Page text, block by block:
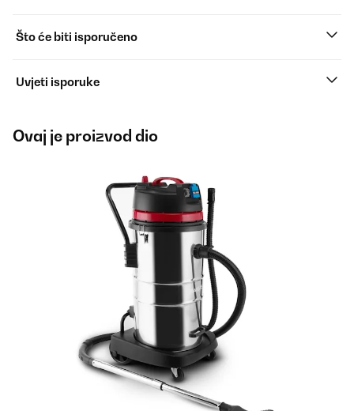
Što će biti isporučeno
Uvjeti isporuke
Ovaj je proizvod dio